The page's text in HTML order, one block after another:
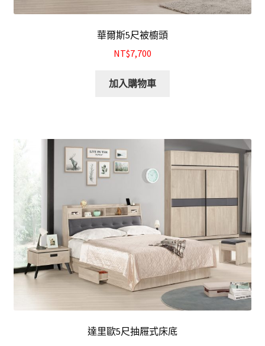
華爾斯5尺被櫥頭
NT$7,700
加入購物車
達里歐5尺抽屜式床底